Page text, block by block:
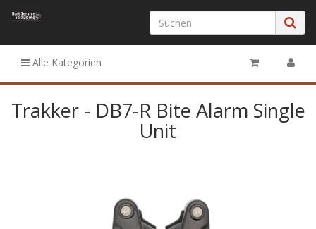
Alle Kategorien
Trakker - DB7-R Bite Alarm Single
Unit